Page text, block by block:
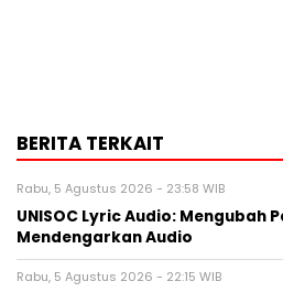
BERITA TERKAIT
Rabu, 5 Agustus 2026 - 23:58 WIB
UNISOC Lyric Audio: Mengubah
Mendengarkan Audio
Rabu, 5 Agustus 2026 - 22:15 WIB